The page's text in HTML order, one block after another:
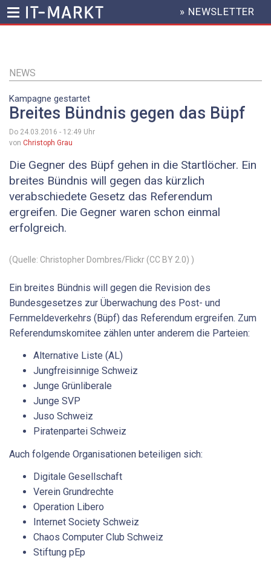
Inhalt
HEADER
MENU
» NEWSLETTER
NEWS
Kampagne gestartet
Breites Bündnis gegen das Büpf
Do 24.03.2016 - 12:49 Uhr
von Christoph Grau
Die Gegner des Büpf gehen in die Startlöcher. Ein
breites Bündnis will gegen das kürzlich
verabschiedete Gesetz das Referendum
ergreifen. Die Gegner waren schon einmal
erfolgreich.
(Quelle: Christopher Dombres/Flickr (CC BY 2.0) )
Ein breites Bündnis will gegen die Revision des
Bundesgesetzes zur Überwachung des Post- und
Fernmeldeverkehrs (Büpf) das Referendum ergreifen. Zum
Referendumskomitee zählen unter anderem die Parteien:
Alternative Liste (AL)
Jungfreisinnige Schweiz
Junge Grünliberale
Junge SVP
Juso Schweiz
Piratenpartei Schweiz
Auch folgende Organisationen beteiligen sich:
Digitale Gesellschaft
Verein Grundrechte
Operation Libero
Internet Society Schweiz
Chaos Computer Club Schweiz
Stiftung pEp